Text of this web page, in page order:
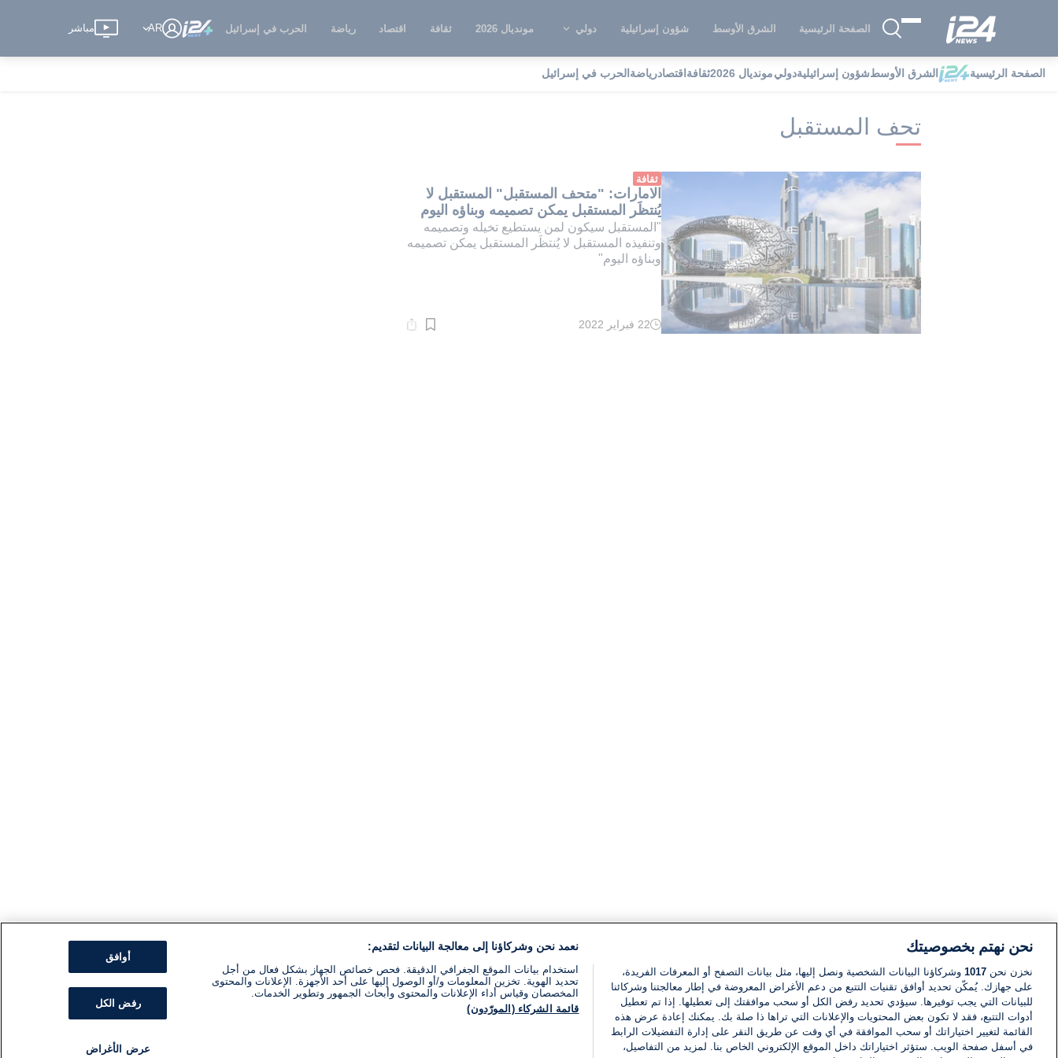
الصفحة الرئيسية الشرق الأوسط شؤون إسرائيلية دولي مونديال 2026 ثقافة اقتصاد رياضة الحرب في إسرائيل AR مباشر
الصفحة الرئيسية الشرق الأوسطشؤون إسرائيليةدوليمونديال 2026 ثقافة اقتصادرياضة الحرب في إسرائيل i24NEWS i24NEWS فهرس علامات تحف المستقبل
تحف المستقبل
ثقافة
الامارات: "متحف المستقبل" المستقبل لا
يُنتظَر المستقبل يمكن تصميمه وبناؤه اليوم
"المستقبل سيكون لمن يستطيع تخيله وتصميمه
وتنفيذه المستقبل لا يُنتظَر المستقبل يمكن تصميمه
وبناؤه اليوم"
وقت
22 فبراير 2022
نحن نهتم بخصوصيتك
نخزن نحن 1017 وشركاؤنا البيانات الشخصية ونصل إليها، مثل بيانات التصفح أو المعرفات الفريدة،
على جهازك. يُمكّن تحديد أوافق تقنيات التتبع من دعم الأغراض المعروضة في إطار معالجتنا وشركائنا
للبيانات التي يجب توفيرها. سيؤدي تحديد رفض الكل أو سحب موافقتك إلى تعطيلها. إذا تم تعطيل
أدوات التتبع، فقد لا تكون بعض المحتويات والإعلانات التي تراها ذا صلة بك. يمكنك إعادة عرض هذه
القائمة لتغيير اختياراتك أو سحب الموافقة في أي وقت عن طريق النقر على إدارة التفضيلات الرابط
في أسفل صفحة الويب. ستؤثر اختياراتك داخل الموقع الإلكتروني الخاص بنا. لمزيد من التفاصيل،
نعمد نحن وشركاؤنا إلى معالجة البيانات لتقديم:
استخدام بيانات الموقع الجغرافي الدقيقة. فحص خصائص الجهاز بشكل فعال من أجل
تحديد الهوية. تخزين المعلومات و/أو الوصول إليها على أحد الأجهزة. الإعلانات والمحتوى
المخصصان وقياس أداء الإعلانات والمحتوى وأبحاث الجمهور وتطوير الخدمات.
قائمة الشركاء (المورّدون)
أوافق
رفض الكل
عرض الأغراض